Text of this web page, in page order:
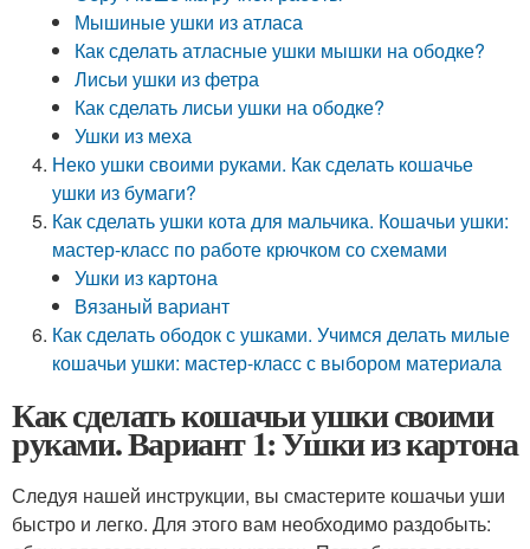
Мышиные ушки из атласа
Как сделать атласные ушки мышки на ободке?
Лисьи ушки из фетра
Как сделать лисьи ушки на ободке?
Ушки из меха
Неко ушки своими руками. Как сделать кошачье
ушки из бумаги?
Как сделать ушки кота для мальчика. Кошачьи ушки:
мастер-класс по работе крючком со схемами
Ушки из картона
Вязаный вариант
Как сделать ободок с ушками. Учимся делать милые
кошачьи ушки: мастер-класс с выбором материала
Как сделать кошачьи ушки своими
руками. Вариант 1: Ушки из картона
Следуя нашей инструкции, вы смастерите кошачьи уши
быстро и легко. Для этого вам необходимо раздобыть: